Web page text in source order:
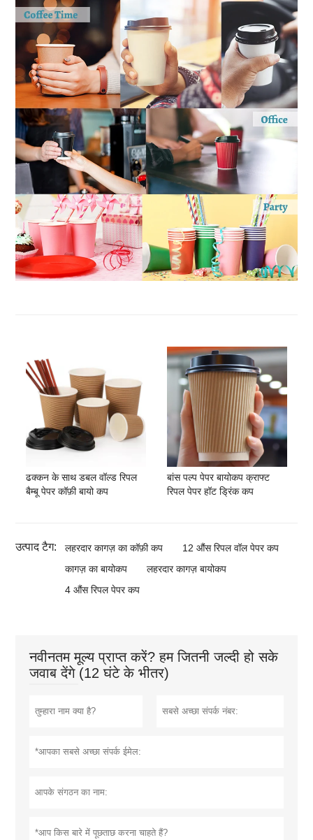
ढक्कन के साथ डबल वॉल्ड रिपल
बैम्बू पेपर कॉफ़ी बायो कप
बांस पल्प पेपर बायोकप क्राफ्ट
रिपल पेपर हॉट ड्रिंक कप
उत्पाद टैग: लहरदार कागज़ का कॉफ़ी कप
12 औंस रिपल वॉल पेपर कप
कागज़ का बायोकप
लहरदार कागज़ बायोकप
4 औंस रिपल पेपर कप
नवीनतम मूल्य प्राप्त करें? हम जितनी जल्दी हो सके
जवाब देंगे (12 घंटे के भीतर)